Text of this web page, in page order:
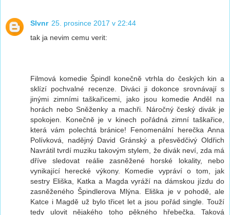
Slvnr 25. prosince 2017 v 22:44
tak ja nevim cemu verit:
Filmová komedie Špindl konečně vtrhla do českých kin a
sklízí pochvalné recenze. Diváci ji dokonce srovnávají s
jinými zimními taškařicemi, jako jsou komedie Anděl na
horách nebo Sněženky a machři. Náročný český divák je
spokojen. Konečně je v kinech pořádná zimní taškařice,
která vám polechtá bránice! Fenomenální herečka Anna
Polívková, nadějný David Gránský a přesvědčivý Oldřich
Navrátil tvrdí muziku takovým stylem, že divák neví, zda má
dříve sledovat reálie zasněžené horské lokality, nebo
vynikající herecké výkony. Komedie vypráví o tom, jak
sestry Eliška, Katka a Magda vyráží na dámskou jízdu do
zasněženého Špindlerova Mlýna. Eliška je v pohodě, ale
Katce i Magdě už bylo třicet let a jsou pořád single. Touží
tedy ulovit nějakého toho pěkného hřebečka. Taková